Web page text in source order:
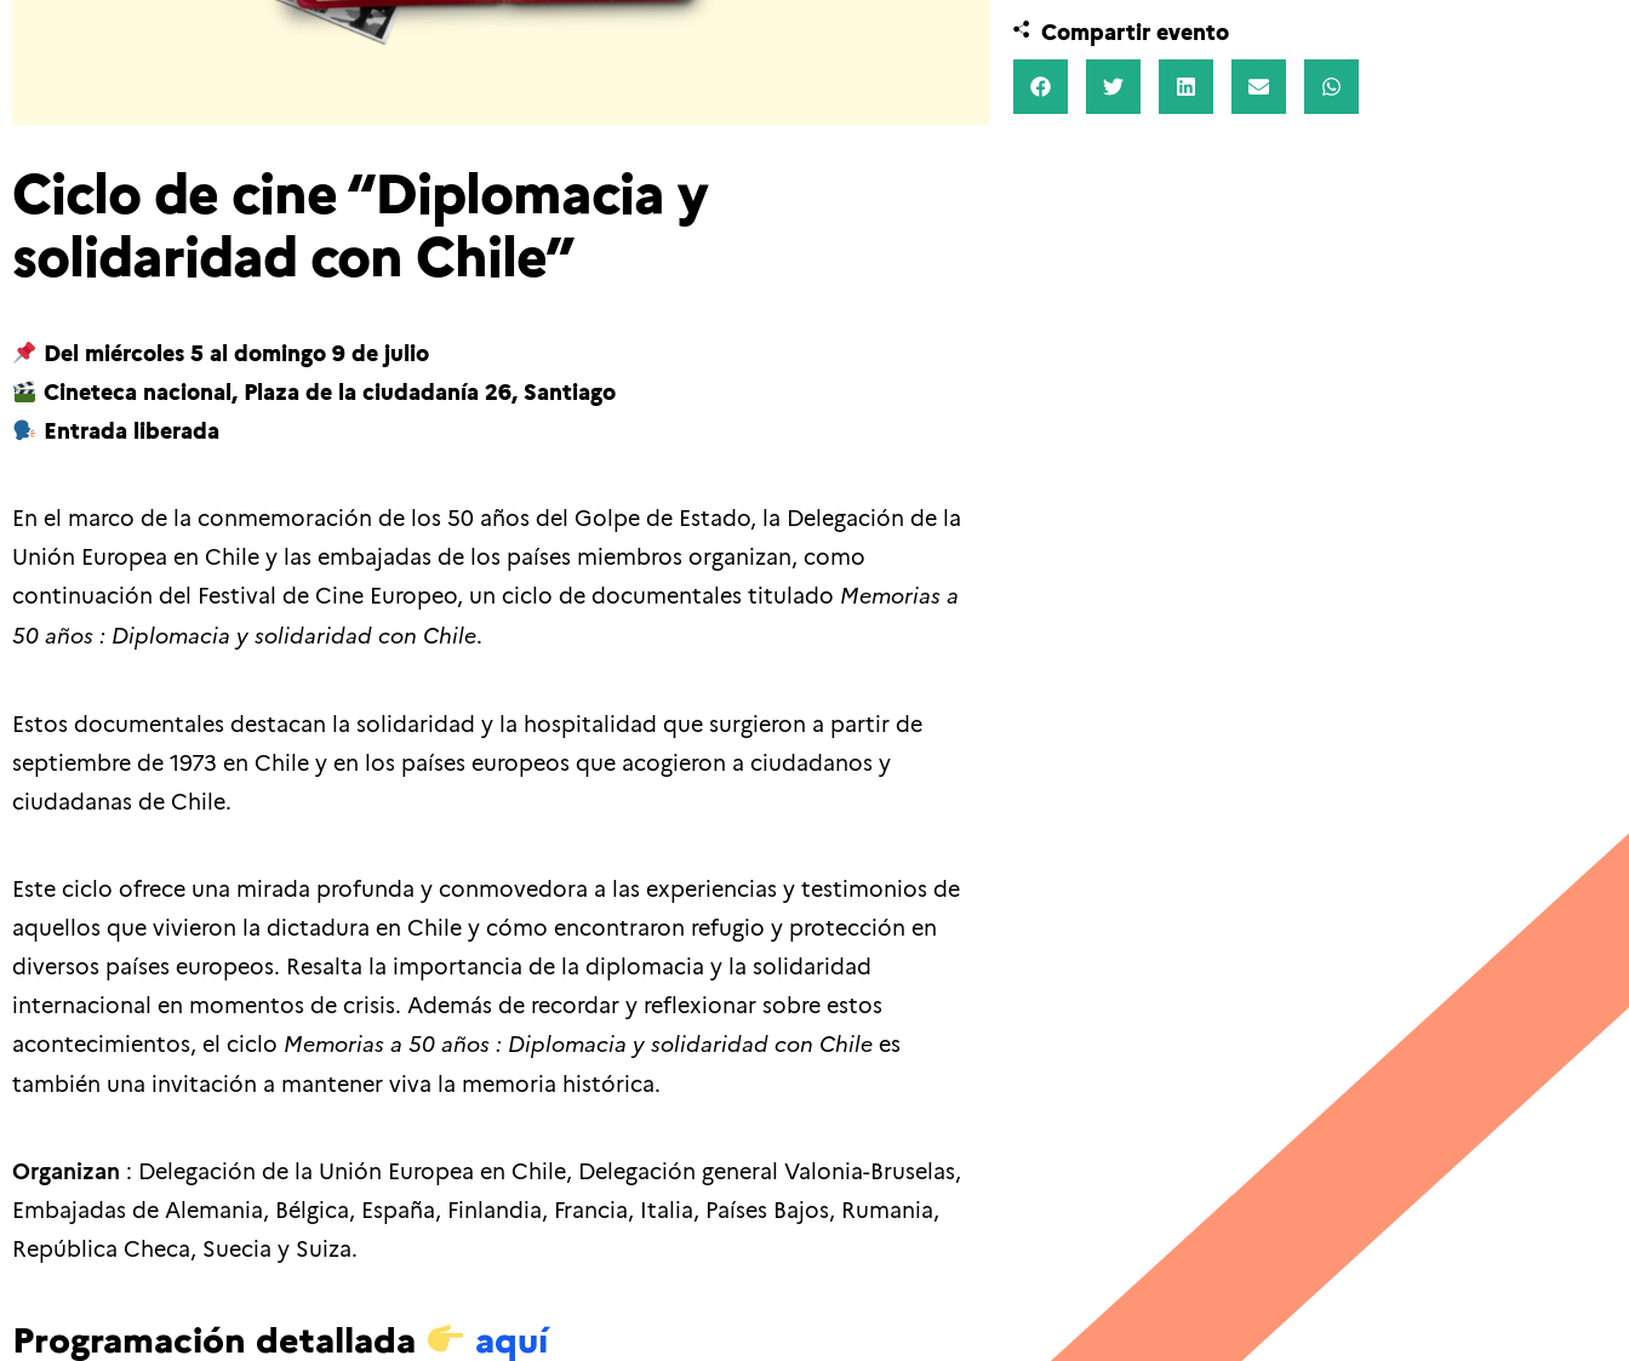
Ciclo de cine “Diplomacia y
solidaridad con Chile”
Del miércoles 5 al domingo 9 de julio
Cineteca nacional, Plaza de la ciudadanía 26, Santiago
Entrada liberada
En el marco de la conmemoración de los 50 años del Golpe de Estado, la Delegación de la
Unión Europea en Chile y las embajadas de los países miembros organizan, como
continuación del Festival de Cine Europeo, un ciclo de documentales titulado Memorias a
50 años : Diplomacia y solidaridad con Chile.
Estos documentales destacan la solidaridad y la hospitalidad que surgieron a partir de
septiembre de 1973 en Chile y en los países europeos que acogieron a ciudadanos y
ciudadanas de Chile.
Este ciclo ofrece una mirada profunda y conmovedora a las experiencias y testimonios de
aquellos que vivieron la dictadura en Chile y cómo encontraron refugio y protección en
diversos países europeos. Resalta la importancia de la diplomacia y la solidaridad
internacional en momentos de crisis. Además de recordar y reflexionar sobre estos
acontecimientos, el ciclo Memorias a 50 años : Diplomacia y solidaridad con Chile es
también una invitación a mantener viva la memoria histórica.
Organizan : Delegación de la Unión Europea en Chile, Delegación general Valonia-Bruselas,
Embajadas de Alemania, Bélgica, España, Finlandia, Francia, Italia, Países Bajos, Rumania,
República Checa, Suecia y Suiza.
Programación detallada aquí
Compartir evento